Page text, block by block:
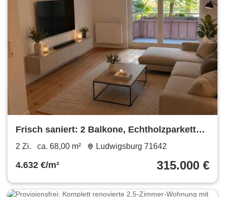
Frisch saniert: 2 Balkone, Echtholzparkett
und Tiefgarage
2 Zi. ca. 68,00 m² Ludwigsburg 71642
4.632 €/m² 315.000 €